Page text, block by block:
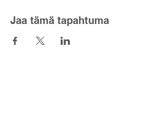
Jaa tämä tapahtuma